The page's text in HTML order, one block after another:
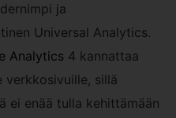
ja
Universal Analytics.
Analytics 4 kannattaa
verkkosivuille, sillä
ei enää tulla kehittämään